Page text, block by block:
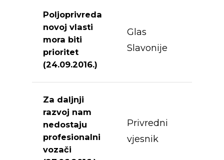
Poljoprivreda
novoj vlasti
mora biti
prioritet
(24.09.2016.)
Glas
Slavonije
Za daljnji
razvoj nam
nedostaju
profesionalni
vozači
Privredni
vjesnik